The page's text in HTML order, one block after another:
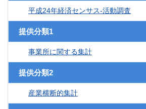
平成24年経済センサス‐活動調査
提供分類1
事業所に関する集計
提供分類2
産業横断的集計